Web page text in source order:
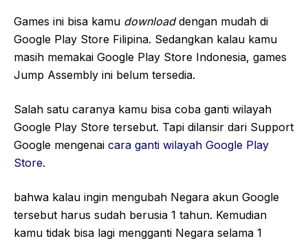
Games ini bisa kamu downloaddengan mudah di
Google Play Store Filipina. Sedangkan kalau kamu
masih memakai Google Play Store Indonesia, games
Jump Assembly ini belum tersedia.
Salah satu caranya kamu bisa coba ganti wilayah
Google Play Store tersebut. Tapi dilansir dari Support
Google mengenai cara ganti wilayah Google Play
Store.
bahwa kalau ingin mengubah Negara akun Google
tersebut harus sudah berusia 1 tahun. Kemudian
kamu tidak bisa lagi mengganti Negara selama 1